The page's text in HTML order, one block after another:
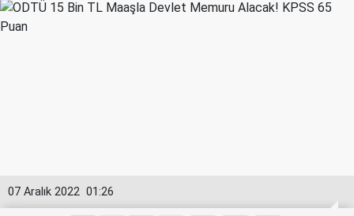
01:26
07 Aralık 2022